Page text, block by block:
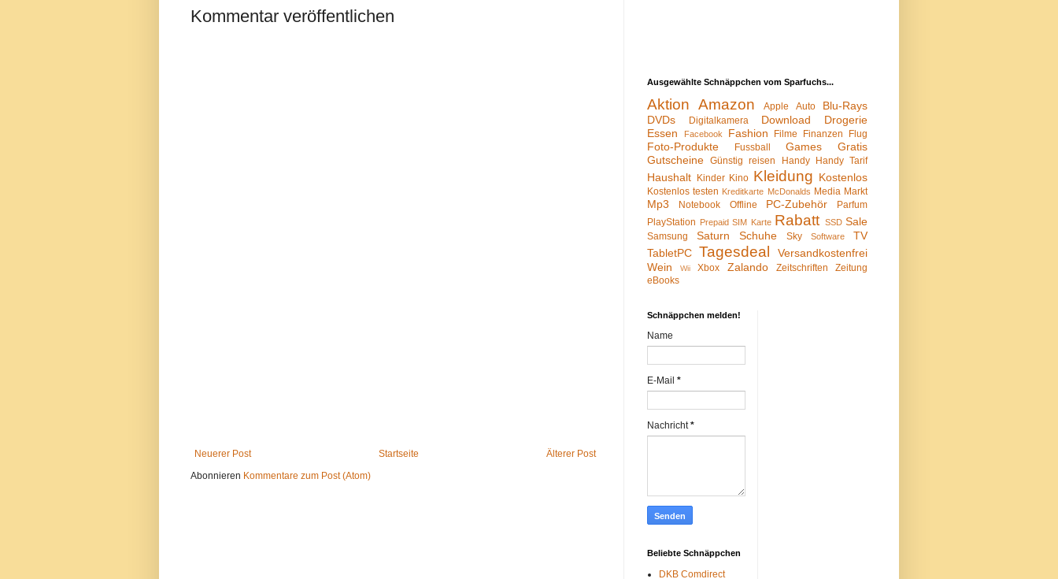
Kommentar veröffentlichen
Neuerer Post Älterer Post
Startseite
Abonnieren Kommentare zum Post (Atom)
Ausgewählte Schnäppchen vom Sparfuchs...
Aktion Amazon Apple Auto
Blu-Rays
DVDs
Digitalkamera Download
Drogerie
Essen
Facebook Fashion Filme Finanzen Flug
Foto-Produkte Fussball Games
Gratis
Gutscheine Günstig reisen Handy Handy Tarif
Haushalt Kinder Kino Kleidung Kostenlos
Kostenlos testen Kreditkarte McDonalds Media Markt
Mp3 Notebook Offline PC-Zubehör
Parfum
PlayStation Prepaid SIM Karte Rabatt SSD Sale
Samsung Saturn Schuhe Sky Software
TV
TabletPC Tagesdeal
Versandkostenfrei
Wein
Wii Xbox Zalando Zeitschriften
Zeitung
eBooks
Schnäppchen melden!
Name
E-Mail *
Nachricht*
Beliebte Schnäppchen
DKB Comdirect